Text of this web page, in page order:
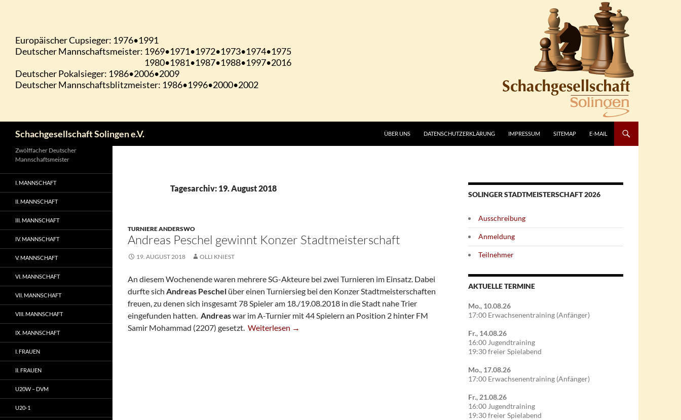
Schachgesellschaft Solingen e.V. ÜBER UNS DATENSCHUTZERKLÄRUNG IMPRESSUM SITEMAP E-MAIL
Tagesarchiv: 19. August 2018
TURNIERE ANDERSWO
Andreas Peschel gewinnt Konzer Stadtmeisterschaft
19. AUGUST 2018 OLLI KNIEST
An diesem Wochenende waren mehrere SG-Akteure bei zwei Turnieren im Einsatz. Dabei
durfte sich Andreas Peschel über einen Turniersieg bei den Konzer Stadtmeisterschaften
freuen, zu denen sich insgesamt 78 Spieler am 18./19.08.2018 in die Stadt nahe Trier
eingefunden hatten. Andreaswar im A-Turnier mit 44 Spielern an Position 2 hinter FM
Samir Mohammad (2207) gesetzt. Andreas Peschel Gewinnt Konzer Stadtmeisterschaft
Weiterlesen →
SOLINGER STADTMEISTERSCHAFT 2026
Ausschreibung
Anmeldung
Teilnehmer
AKTUELLE TERMINE
Mo., 10.08.26
17:00 Erwachsenentraining (Anfänger)
Fr., 14.08.26
16:00 Jugendtraining
19:30 freier Spielabend
Mo., 17.08.26
17:00 Erwachsenentraining (Anfänger)
Fr., 21.08.26
16:00 Jugendtraining
19:30 freier Spielabend
Zwölffacher Deutscher
Mannschaftsmeister
I. MANNSCHAFT
II. MANNSCHAFT
III. MANNSCHAFT
IV. MANNSCHAFT
V. MANNSCHAFT
VI. MANNSCHAFT
VII. MANNSCHAFT
VIII. MANNSCHAFT
IX. MANNSCHAFT
I. FRAUEN
II. FRAUEN
U20W – DVM
U20-1